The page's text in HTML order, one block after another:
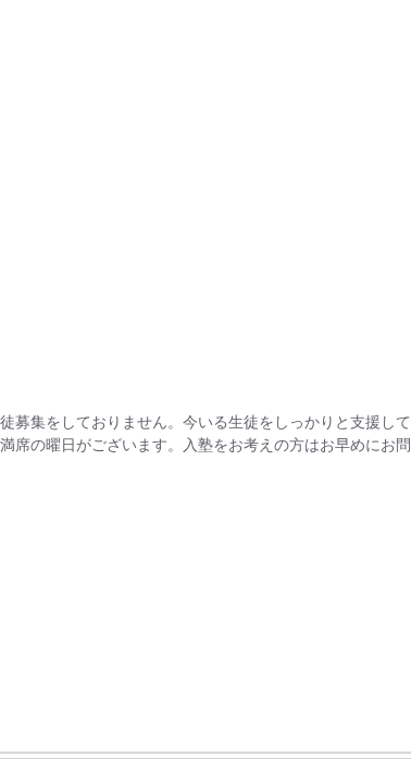
募集をしておりません。今いる生徒をしっかりと支援して
席の曜日がございます。入塾をお考えの方はお早めにお問